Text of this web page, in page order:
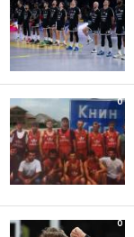
0
0